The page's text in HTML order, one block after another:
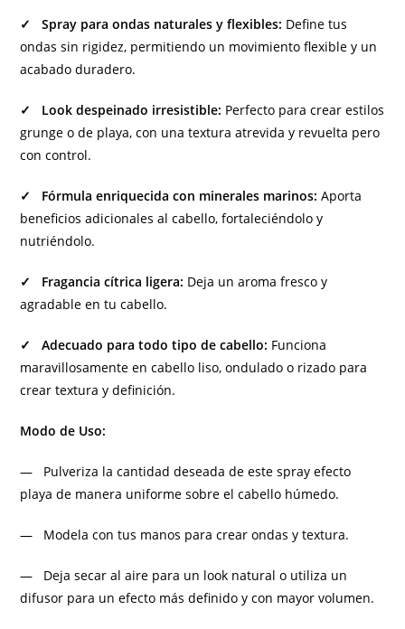
✓ Spray para ondas naturales y flexibles: Define tus
ondas sin rigidez, permitiendo un movimiento flexible y un
acabado duradero.
✓ Look despeinado irresistible: Perfecto para crear estilos
grunge o de playa, con una textura atrevida y revuelta pero
con control.
✓ Fórmula enriquecida con minerales marinos: Aporta
beneficios adicionales al cabello, fortaleciéndolo y
nutriéndolo.
✓ Fragancia cítrica ligera: Deja un aroma fresco y
agradable en tu cabello.
✓ Adecuado para todo tipo de cabello: Funciona
maravillosamente en cabello liso, ondulado o rizado para
crear textura y definición.
Modo de Uso:
— Pulveriza la cantidad deseada de este spray efecto
playa de manera uniforme sobre el cabello húmedo.
— Modela con tus manos para crear ondas y textura.
— Deja secar al aire para un look natural o utiliza un
difusor para un efecto más definido y con mayor volumen.